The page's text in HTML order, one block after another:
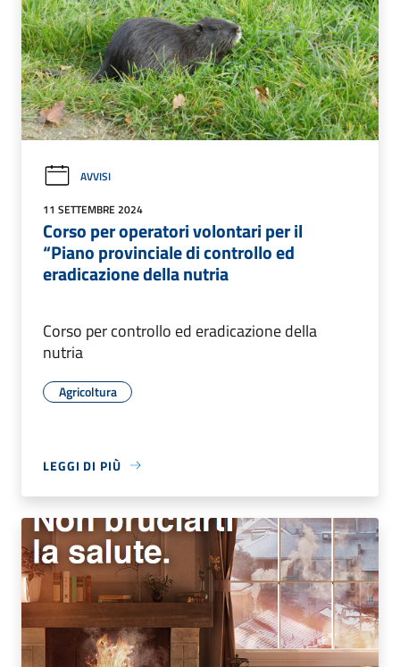
AVVISI
11 SETTEMBRE 2024
Corso per operatori volontari per il
“Piano provinciale di controllo ed
eradicazione della nutria
Corso per controllo ed eradicazione della
nutria
Agricoltura
LEGGI DI PIÙ